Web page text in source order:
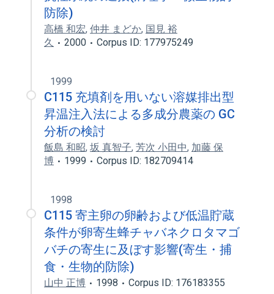
防除)
高橋 和宏, 仲井 まどか, 国見 裕
久
2000 Corpus ID: 177975249
1999
C115 充填剤を用いない溶媒排出型
昇温注入法による多成分農薬の GC
分析の検討
飯島 和昭, 坂 真智子, 芳次 小田中, 加藤 保
博
1999 Corpus ID: 182709414
1998
C115 寄主卵の卵齢および低温貯蔵
条件が卵寄生蜂チャバネクロタマゴ
バチの寄生に及ぼす影響(寄生・捕
食・生物的防除)
山中 正博 1998 Corpus ID: 176183355